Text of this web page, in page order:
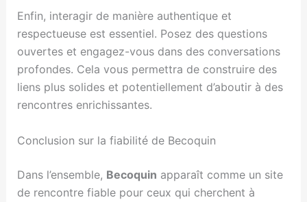
Enfin, interagir de manière authentique et
respectueuse est essentiel. Posez des questions
ouvertes et engagez-vous dans des conversations
profondes. Cela vous permettra de construire des
liens plus solides et potentiellement d’aboutir à des
rencontres enrichissantes.
Conclusion sur la fiabilité de Becoquin
Dans l’ensemble, Becoquin apparaît comme un site
de rencontre fiable pour ceux qui cherchent à